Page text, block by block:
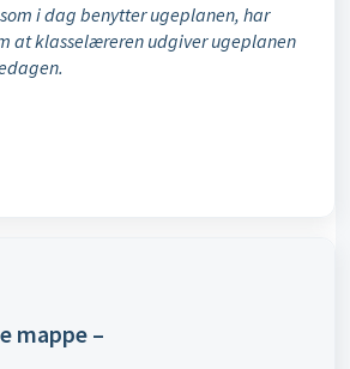
i dag benytter ugeplanen, har
at klasselæreren udgiver ugeplanen
mappe –